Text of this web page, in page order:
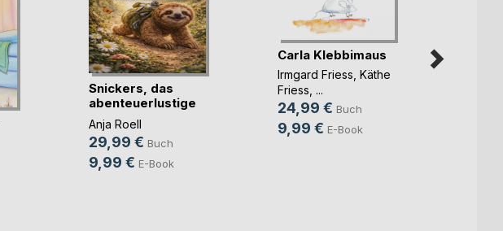
Snickers, das
abenteuerlustige
Faultier
Anja Roell
29,99 € Buch
9,99 € E-Book
Carla Klebbimaus
Irmgard Friess Käthe
Friess , ...
24,99 € Buch
9,99 € E-Book